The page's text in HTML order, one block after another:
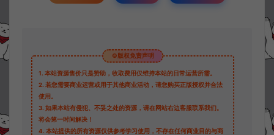
©版权免责声明
1. 本站资源售价只是赞助，收取费用仅维持本站的日常运营所需。
2. 若您需要商业运营或用于其他商业活动，请您购买正版授权并合法
使用。
3. 如果本站有侵犯、不妥之处的资源，请在网站右边客服联系我们。
将会第一时间解决！
4. 本站提供的所有资源仅供参考学习使用，不存在任何商业目的与商